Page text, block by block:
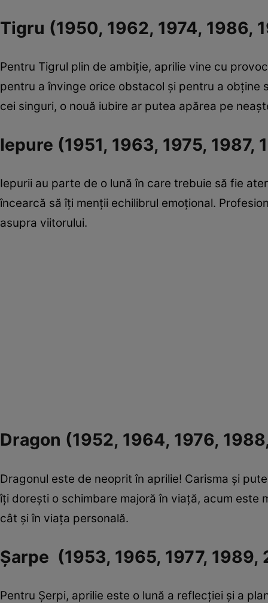
Tigru (1950, 1962, 1974, 1986,
Pentru Tigrul plin de ambiție, aprilie vine cu
pentru a învinge orice obstacol și pentru a
cei singuri, o nouă iubire ar putea apărea pe
Iepure (1951, 1963, 1975, 1987,
Iepurii au parte de o lună în care trebuie să fie
încearcă să îți menții echilibrul emoțional.
asupra viitorului.
Dragon (1952, 1964, 1976,
Dragonul este de neoprit în aprilie! Carisma și
îți dorești o schimbare majoră în viață, acum
cât și în viața personală.
Șarpe (1953, 1965, 1977,
Pentru Șerpi, aprilie este o lună a reflecției și a